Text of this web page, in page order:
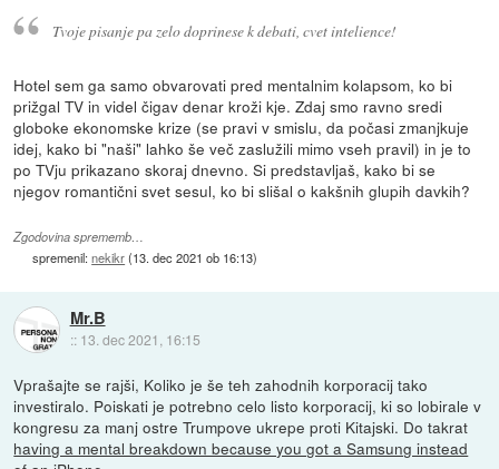
Tvoje pisanje pa zelo doprinese k debati, cvet intelience!
Hotel sem ga samo obvarovati pred mentalnim kolapsom, ko bi
prižgal TV in videl čigav denar kroži kje. Zdaj smo ravno sredi
globoke ekonomske krize (se pravi v smislu, da počasi zmanjkuje
idej, kako bi "naši" lahko še več zaslužili mimo vseh pravil) in je to
po TVju prikazano skoraj dnevno. Si predstavljaš, kako bi se
njegov romantični svet sesul, ko bi slišal o kakšnih glupih davkih?
Zgodovina sprememb…
spremenil:nekikr(13. dec 2021 ob 16:13)
Mr.B
:: 13. dec 2021, 16:15
Vprašajte se rajši, Koliko je še teh zahodnih korporacij tako
investiralo. Poiskati je potrebno celo listo korporacij, ki so lobirale v
kongresu za manj ostre Trumpove ukrepe proti Kitajski. Do takrat
having a mental breakdown because you got a Samsung instead